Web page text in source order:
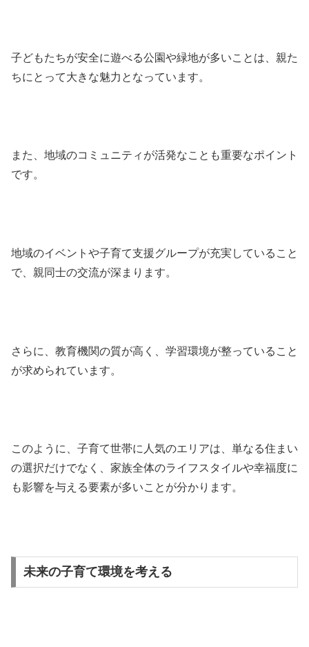
子どもたちが安全に遊べる公園や緑地が多いことは、親た
ちにとって大きな魅力となっています。
また、地域のコミュニティが活発なことも重要なポイント
です。
地域のイベントや子育て支援グループが充実していること
で、親同士の交流が深まります。
さらに、教育機関の質が高く、学習環境が整っていること
が求められています。
このように、子育て世帯に人気のエリアは、単なる住まい
の選択だけでなく、家族全体のライフスタイルや幸福度に
も影響を与える要素が多いことが分かります。
未来の子育て環境を考える